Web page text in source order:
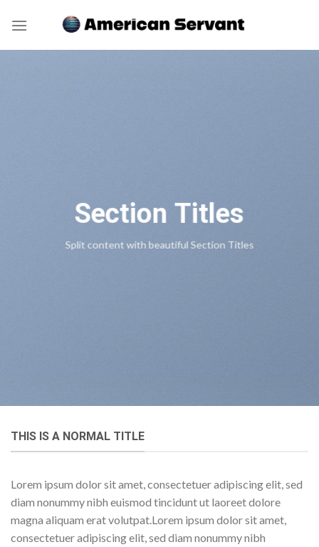
Section Titles
Split content with beautiful Section Titles
THIS IS A NORMAL TITLE
Lorem ipsum dolor sit amet, consectetuer adipiscing elit, sed
diam nonummy nibh euismod tincidunt ut laoreet dolore
magna aliquam erat volutpat.Lorem ipsum dolor sit amet,
consectetuer adipiscing elit, sed diam nonummy nibh